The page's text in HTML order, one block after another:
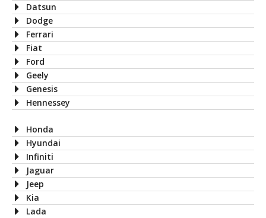
Datsun
Dodge
Ferrari
Fiat
Ford
Geely
Genesis
Hennessey
Honda
Hyundai
Infiniti
Jaguar
Jeep
Kia
Lada